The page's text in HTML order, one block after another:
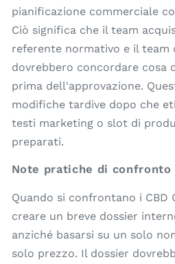
pianificazione commerciale
Ciò significa che il team
referente normativo e il
dovrebbero concordare cosa
prima dell'approvazione.
modifiche tardive dopo che
testi marketing o slot di
preparati.
Note pratiche di confronto
Quando si confrontano i CBD
creare un breve dossier
anziché basarsi su un solo
solo prezzo. Il dossier